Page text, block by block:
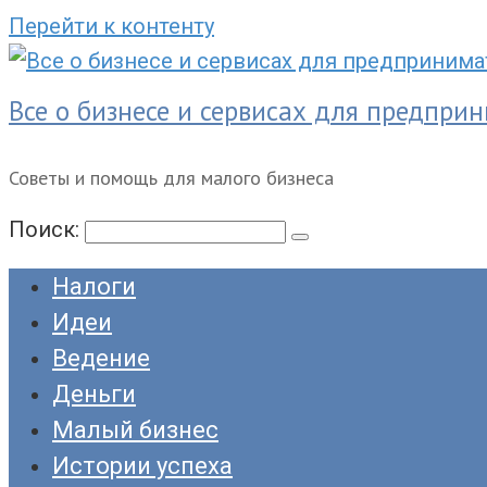
Перейти к контенту
Все о бизнесе и сервисах для
Советы и помощь для малого бизнеса
Поиск:
Налоги
Идеи
Ведение
Деньги
Малый бизнес
Истории успеха